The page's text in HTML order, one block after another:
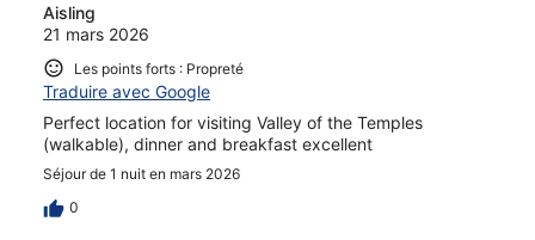
Aisling
21 mars 2026
Les points forts : Propreté
Traduire avec Google
Perfect location for visiting Valley of the Temples
(walkable), dinner and breakfast excellent
Séjour de 1 nuit en mars 2026
0